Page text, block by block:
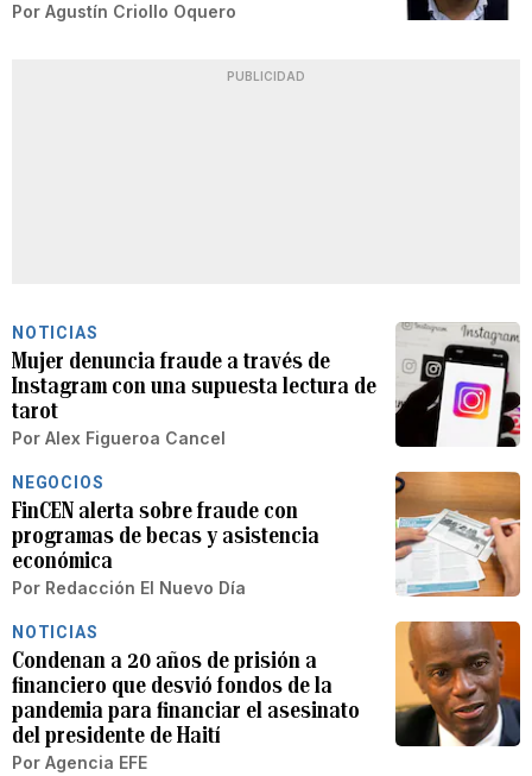
Por Agustín Criollo Oquero
PUBLICIDAD
NOTICIAS
Mujer denuncia fraude a través de
Instagram con una supuesta lectura de
tarot
Por Alex Figueroa Cancel
NEGOCIOS
FinCEN alerta sobre fraude con
programas de becas y asistencia
económica
Por Redacción El Nuevo Día
NOTICIAS
Condenan a 20 años de prisión a
financiero que desvió fondos de la
pandemia para financiar el asesinato
del presidente de Haití
Por Agencia EFE